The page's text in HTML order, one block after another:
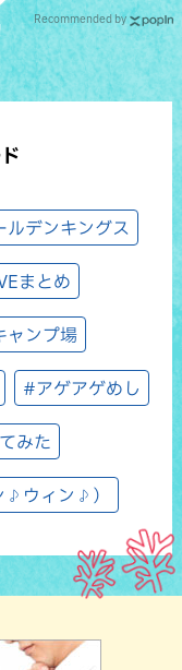
Recommended by
ルデンキングス
まとめ
ャンプ場
#アゲアゲめし
みた
♪ウィン♪）